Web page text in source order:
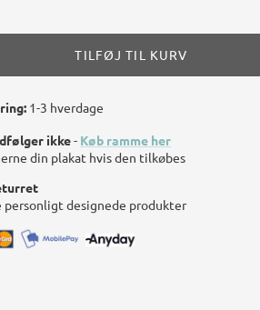
TILFØJ TIL KURV
1-3 hverdage
ikke- Køb ramme her
din plakat hvis den tilkøbes
personligt designede produkter